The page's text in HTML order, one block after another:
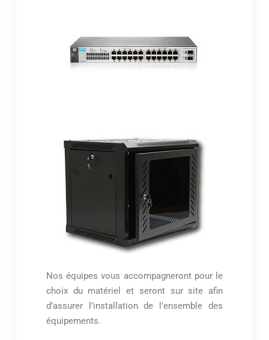
Nos équipes vous accompagneront pour le
choix du matériel et seront sur site afin
d’assurer l’installation de l’ensemble des
équipements.